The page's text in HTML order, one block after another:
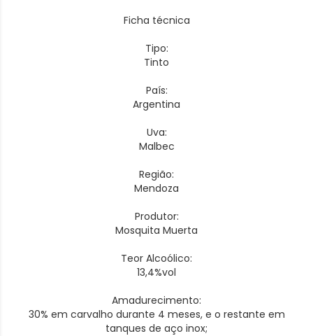
Ficha técnica
Tipo:
Tinto
País:
Argentina
Uva:
Malbec
Região:
Mendoza
Produtor:
Mosquita Muerta
Teor Alcoólico:
13,4%vol
Amadurecimento:
30% em carvalho durante 4 meses, e o restante em
tanques de aço inox;